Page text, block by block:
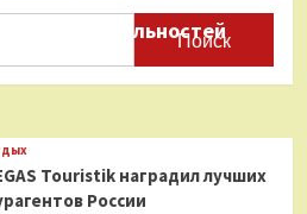
Touristik наградил лучших
России